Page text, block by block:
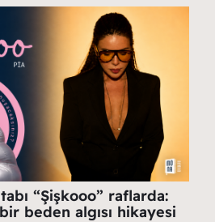
“Şişkooo” raflarda:
beden algısı hikayesi